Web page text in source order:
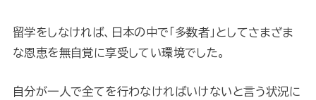
留学をしなければ、日本の中で「多数者」としてさまざま
な恩恵を無自覚に享受してい環境でした。
自分が一人で全てを行わなければいけないと言う状況に